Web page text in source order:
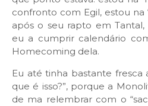
confronto com Egil, estou na
após o seu rapto em
eu a cumprir calendário
Homecoming dela.
Eu até tinha bastante fresca
que é isso?”, porque a
de ma relembrar com o